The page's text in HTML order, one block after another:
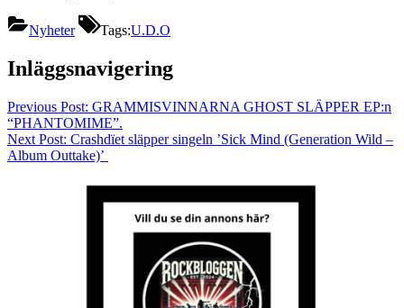
Nyheter Tags:U.D.O
Inläggsnavigering
Previous Post: GRAMMISVINNARNA GHOST SLÄPPER EP:n
“PHANTOMIME”.
Next Post: Crashdïet släpper singeln ’Sick Mind (Generation Wild –
Album Outtake)’